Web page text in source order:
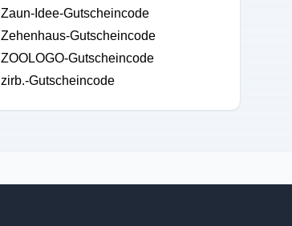
Zaun-Idee-Gutscheincode
Zehenhaus-Gutscheincode
ZOOLOGO-Gutscheincode
zirb.-Gutscheincode